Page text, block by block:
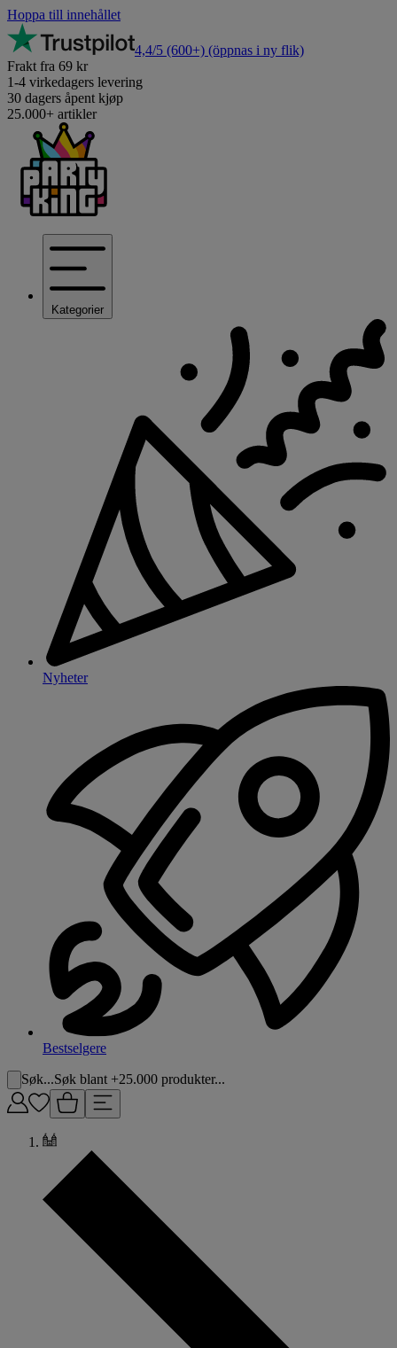
Hoppa till innehållet
4,4/5 (600+) (öppnas i ny flik)
Frakt fra 69 kr
1-4 virkedagers levering
30 dagers åpent kjøp
25.000+ artikler
Kategorier
Nyheter
Bestselgere
Søk...Søk blant +25.000 produkter...